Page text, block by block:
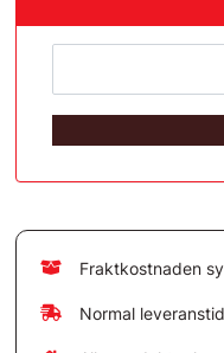
Fraktkostnaden
Normal